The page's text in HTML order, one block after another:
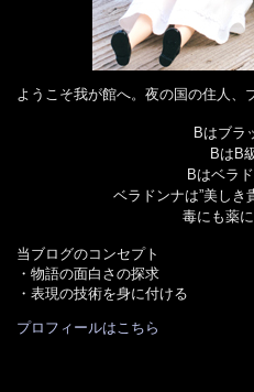
ようこそ我が館へ。夜の国の住人、
Bはブラ
BはB
Bはベラ
ベラドンナは”美しき
毒にも薬
当ブログのコンセプト
・物語の面白さの探求
・表現の技術を身に付ける
プロフィールはこちら